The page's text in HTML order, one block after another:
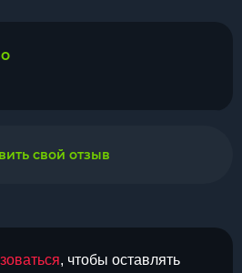
, чтобы оставлять
свой отзыв